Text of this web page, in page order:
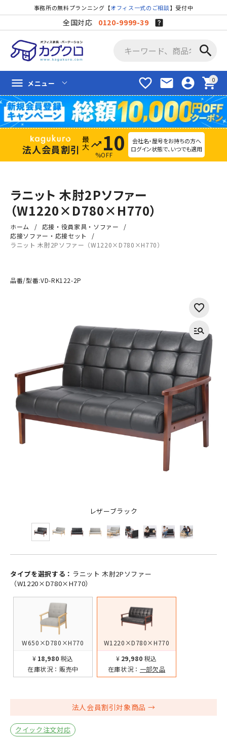
事務所の無料プランニング【オフィス一式のご相談】受付中
全国対応 0120-9999-39
search
favorite_border mail account_circle shopping_cart
menu メニュー
法人会員割引 trending_up 10
%OFF
会社名・屋号をお持ちの方へ
ログイン状態で、いつでも適用
ラニット 木肘2Pソファー
（W1220×D780×H770）
ホーム
応接・役員家具・ソファー
応接ソファー・応接セット
ラニット 木肘2Pソファー（W1220×D780×H770）
品番/型番:VD-RK122-2P
レザーブラック
タイプを選択する： ラニット 木肘2Pソファー
（W1220×D780×H770）
W650×D780×H770
¥18,980 税込
在庫状況： 販売中
W1220×D780×H770
¥29,980 税込
在庫状況： 一部欠品
法人会員割引対象商品
クイック注文対応